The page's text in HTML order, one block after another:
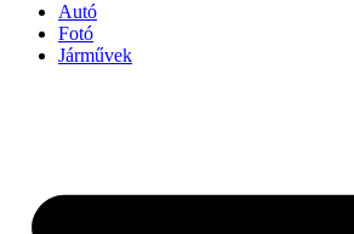
Autó
Fotó
Járművek